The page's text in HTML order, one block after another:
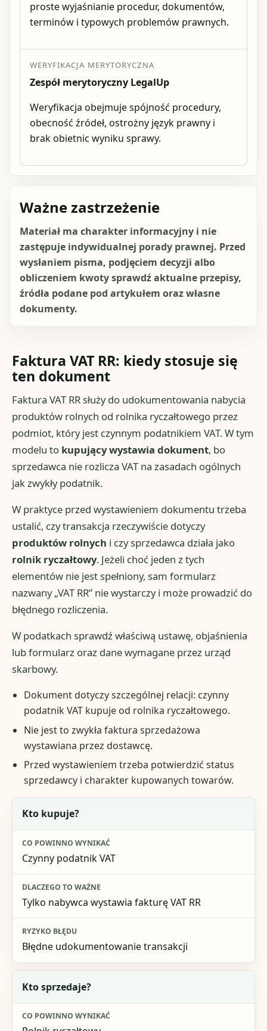
proste wyjaśnianie procedur, dokumentów,
terminów i typowych problemów prawnych.
WERYFIKACJA MERYTORYCZNA
Zespół merytoryczny LegalUp
Weryfikacja obejmuje spójność procedury,
obecność źródeł, ostrożny język prawny i
brak obietnic wyniku sprawy.
Ważne zastrzeżenie
Materiał ma charakter informacyjny i nie
zastępuje indywidualnej porady prawnej. Przed
wysłaniem pisma, podjęciem decyzji albo
obliczeniem kwoty sprawdź aktualne przepisy,
źródła podane pod artykułem oraz własne
dokumenty.
Faktura VAT RR: kiedy stosuje się
ten dokument
Faktura VAT RR służy do udokumentowania nabycia
produktów rolnych od rolnika ryczałtowego przez
podmiot, który jest czynnym podatnikiem VAT. W tym
modelu to kupujący wystawia dokument, bo
sprzedawca nie rozlicza VAT na zasadach ogólnych
jak zwykły podatnik.
W praktyce przed wystawieniem dokumentu trzeba
ustalić, czy transakcja rzeczywiście dotyczy
produktów rolnych i czy sprzedawca działa jako
rolnik ryczałtowy. Jeżeli choć jeden z tych
elementów nie jest spełniony, sam formularz
nazwany „VAT RR” nie wystarczy i może prowadzić do
błędnego rozliczenia.
W podatkach sprawdź właściwą ustawę, objaśnienia
lub formularz oraz dane wymagane przez urząd
skarbowy.
Dokument dotyczy szczególnej relacji: czynny
podatnik VAT kupuje od rolnika ryczałtowego.
Nie jest to zwykła faktura sprzedażowa
wystawiana przez dostawcę.
Przed wystawieniem trzeba potwierdzić status
sprzedawcy i charakter kupowanych towarów.
Pytanie kontrolne
Co powinno wynikać
Dlaczego to ważne
Kto kupuje?
Czynny podatnik VAT
Tylko nabywca wystawia fakturę VAT RR
Błędne udokumentowanie transakcji
Kto sprzedaje?